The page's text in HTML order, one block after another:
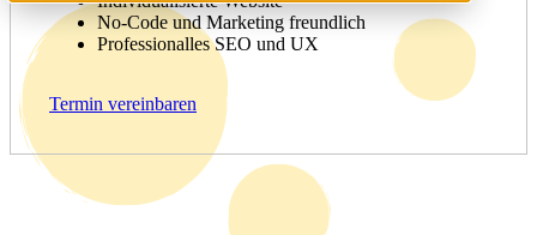
No-Code und Marketing freundlich
Professionalles SEO und UX
Termin vereinbaren